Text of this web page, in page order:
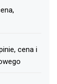
cena i